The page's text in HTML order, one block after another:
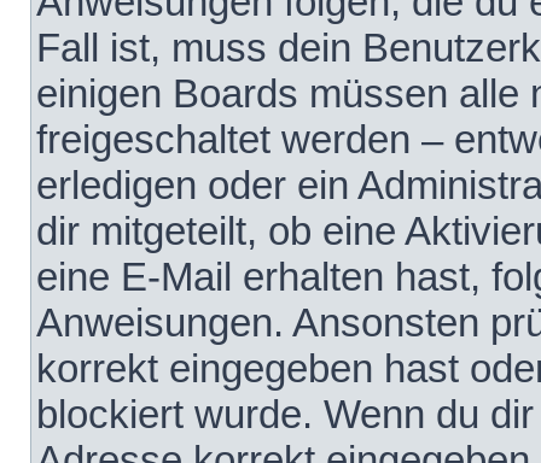
Fall ist, muss dein
einigen Boards müssen alle
freigeschaltet werden –
erledigen oder ein
dir mitgeteilt, ob eine
eine E-Mail erhalten hast,
Anweisungen. Ansonsten
korrekt eingegeben hast
blockiert wurde. Wenn du